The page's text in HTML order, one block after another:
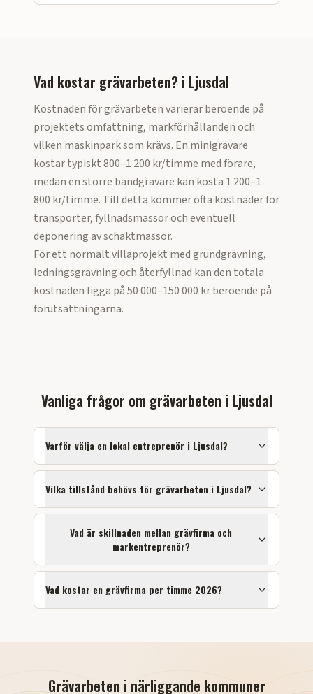
Vad kostar grävarbeten? i Ljusdal
Kostnaden för grävarbeten varierar beroende på
projektets omfattning, markförhållanden och
vilken maskinpark som krävs. En minigrävare
kostar typiskt 800–1 200 kr/timme med förare,
medan en större bandgrävare kan kosta 1 200–1
800 kr/timme. Till detta kommer ofta kostnader för
transporter, fyllnadsmassor och eventuell
deponering av schaktmassor.
För ett normalt villaprojekt med grundgrävning,
ledningsgrävning och återfyllnad kan den totala
kostnaden ligga på 50 000–150 000 kr beroende på
förutsättningarna.
Vanliga frågor om grävarbeten i Ljusdal
Varför välja en lokal entreprenör i Ljusdal?
Vilka tillstånd behövs för grävarbeten i Ljusdal?
Vad är skillnaden mellan grävfirma och
markentreprenör?
Vad kostar en grävfirma per timme 2026?
Grävarbeten i närliggande kommuner